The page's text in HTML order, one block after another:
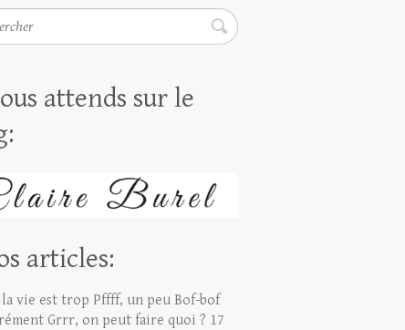
attends sur le
articles:
la vie est trop Pffff, un peu Bof-bof
Grrr, on peut faire quoi ? 17